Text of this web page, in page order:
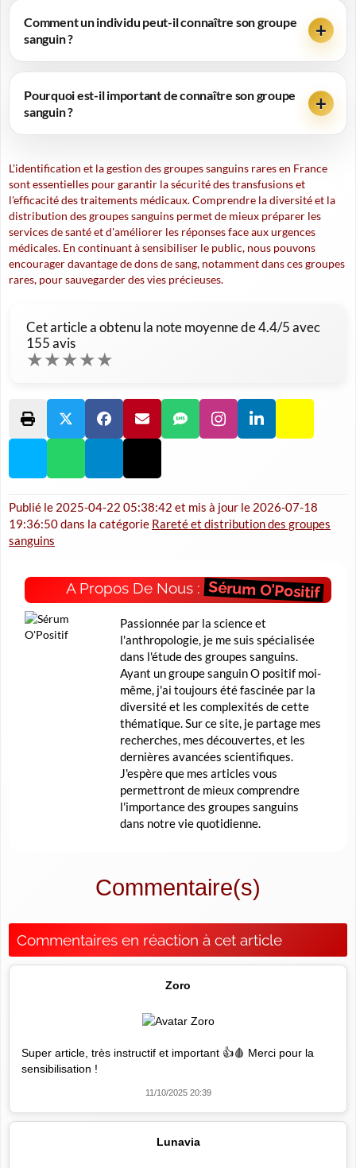
Comment un individu peut-il connaître son groupe
sanguin ?
Pourquoi est-il important de connaître son groupe
sanguin ?
L'identification et la gestion des groupes sanguins rares en France
sont essentielles pour garantir la sécurité des transfusions et
l'efficacité des traitements médicaux. Comprendre la diversité et la
distribution des groupes sanguins permet de mieux préparer les
services de santé et d'améliorer les réponses face aux urgences
médicales. En continuant à sensibiliser le public, nous pouvons
encourager davantage de dons de sang, notamment dans ces groupes
rares, pour sauvegarder des vies précieuses.
Cet article a obtenu la note moyenne de4.4/5 avec
155avis
★★★★★
Publié le 2025-04-22 05:38:42 et mis à jour le 2026-07-18
19:36:50dans la catégorie Rareté et distribution des groupes
sanguins
A Propos De Nous : Sérum O'Positif
Passionnée par la science et
l'anthropologie, je me suis spécialisée
dans l'étude des groupes sanguins.
Ayant un groupe sanguin O positif moi-
même, j'ai toujours été fascinée par la
diversité et les complexités de cette
thématique. Sur ce site, je partage mes
recherches, mes découvertes, et les
dernières avancées scientifiques.
J'espère que mes articles vous
permettront de mieux comprendre
l'importance des groupes sanguins
dans notre vie quotidienne.
Commentaire(s)
Commentaires en réaction à cet article
Zoro
Super article, très instructif et important 👍🩸 Merci pour la
sensibilisation !
11/10/2025 20:39
Lunavia